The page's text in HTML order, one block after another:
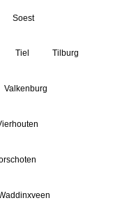
Soest
Tiel Tilburg
Valkenburg